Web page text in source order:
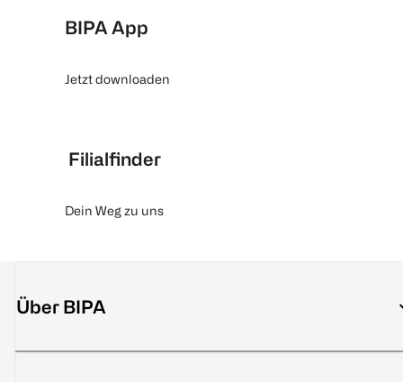
BIPA App
Jetzt downloaden
Filialfinder
Dein Weg zu uns
Über BIPA